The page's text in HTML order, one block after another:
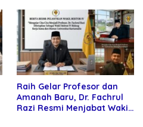
Raih Gelar Profesor dan
Amanah Baru, Dr. Fachrul
Razi Resmi Menjabat Wakil